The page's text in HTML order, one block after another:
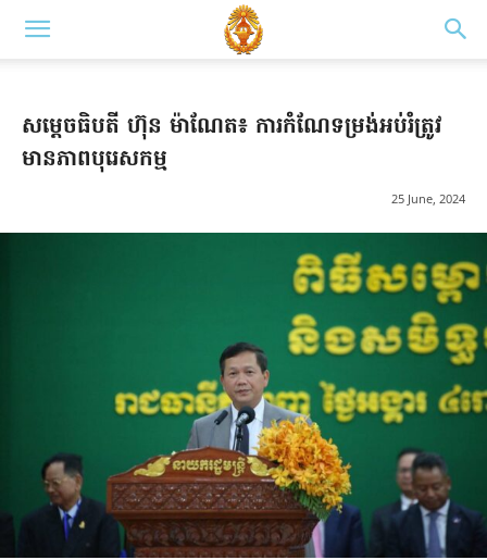
សម្តេចធិបតី ហ៊ុន ម៉ាណែត៖ ការកំណែទម្រង់អប់រំត្រូវ
មានភាពបុរេសកម្ម
25 June, 2024